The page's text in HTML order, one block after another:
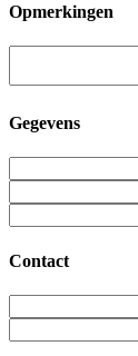
Opmerkingen
Gegevens
Contact